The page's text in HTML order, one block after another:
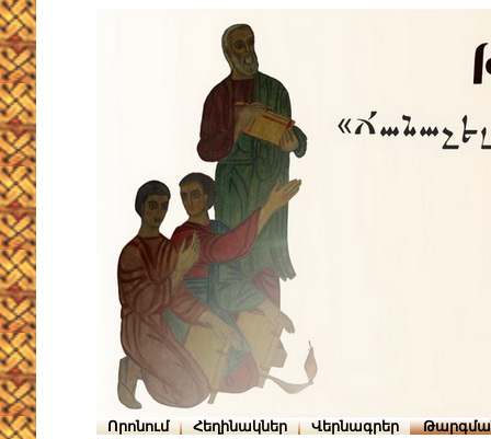
Որոնում Հեղինակներ Վերնագրեր